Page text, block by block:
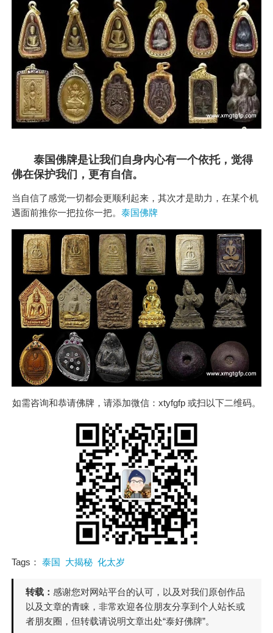
泰国佛牌是让我们自身内心有一个依托，觉得
佛在保护我们，更有自信。
当自信了感觉一切都会更顺利起来，其次才是助力，在某个机
遇面前推你一把拉你一把。 泰国佛牌
如需咨询和恭请佛牌，请添加微信：xtyfgfp 或扫以下二维码。
Tags： 泰国 大揭秘 化太岁
转载： 感谢您对网站平台的认可，以及对我们原创作品
以及文章的青睐，非常欢迎各位朋友分享到个人站长或
者朋友圈，但转载请说明文章出处“泰好佛牌”。